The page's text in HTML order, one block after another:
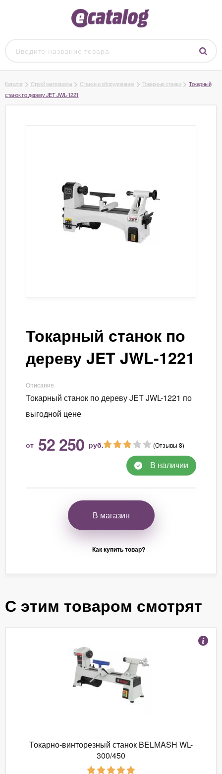
Каталог Строй материалы Станки и оборудование Токарные станки
Токарный
станок по дереву JET JWL-1221
Токарный станок по
дереву JET JWL-1221
Описание
Токарный станок по дереву JET JWL-1221 по
выгодной цене
от 52 250 руб. (Отзывы 8)
В наличии
В магазин
Как купить товар?
С этим товаром смотрят
Токарно-винторезный станок BELMASH WL-
300/450